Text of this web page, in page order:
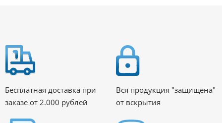
Бесплатная доставка при
заказе от 2.000 рублей
Вся продукция "защищена"
от вскрытия